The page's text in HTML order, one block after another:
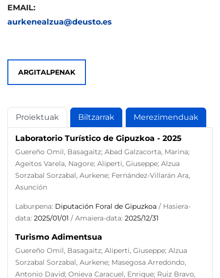
EMAIL:
aurkenealzua@deusto.es
ARGITALPENAK
Proiektuak Biltzarrak Merezimenduak
Laboratorio Turístico de Gipuzkoa - 2025
Guereño Omil, Basagaitz; Abad Galzacorta, Marina;
Ageitos Varela, Nagore; Aliperti, Giuseppe; Alzua
Sorzabal Sorzabal, Aurkene; Fernández-Villarán Ara,
Asunción
Laburpena: Diputación Foral de Gipuzkoa / Hasiera-
data: 2025/01/01 / Amaiera-data: 2025/12/31
Turismo Adimentsua
Guereño Omil, Basagaitz; Aliperti, Giuseppe; Alzua
Sorzabal Sorzabal, Aurkene; Masegosa Arredondo,
Antonio David; Onieva Caracuel, Enrique; Ruiz Bravo,